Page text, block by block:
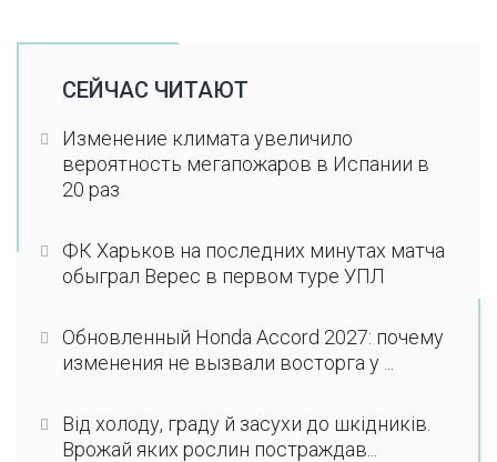
СЕЙЧАС ЧИТАЮТ
Изменение климата увеличило
вероятность мегапожаров в Испании в
20 раз
ФК Харьков на последних минутах матча
обыграл Верес в первом туре УПЛ
Обновленный Honda Accord 2027: почему
изменения не вызвали восторга у ...
Від холоду, граду й засухи до шкідників.
Врожай яких рослин постраждав...